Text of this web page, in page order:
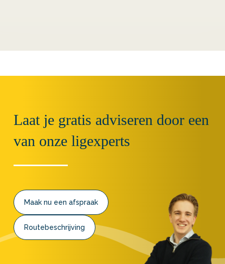
Laat je gratis adviseren door een
van onze ligexperts
Maak nu een afspraak
Routebeschrijving